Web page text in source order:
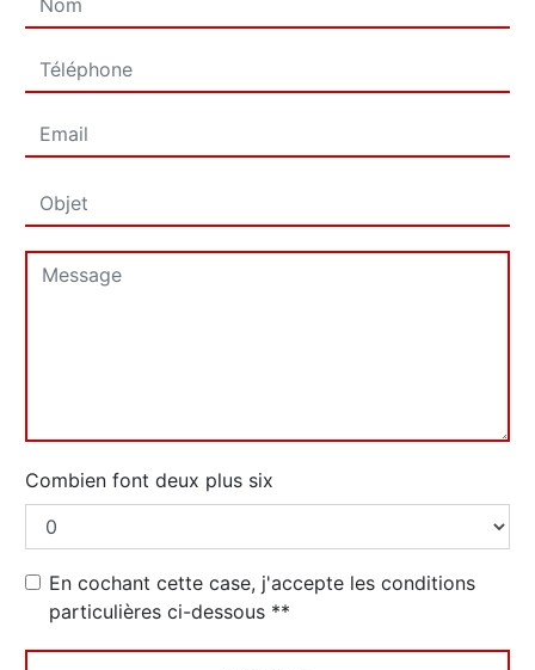
Combien font deux plus six
En cochant cette case, j'accepte les conditions
particulières ci-dessous **